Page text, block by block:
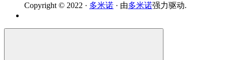
Copyright © 2022 · 多米诺 · 由多米诺强力驱动.